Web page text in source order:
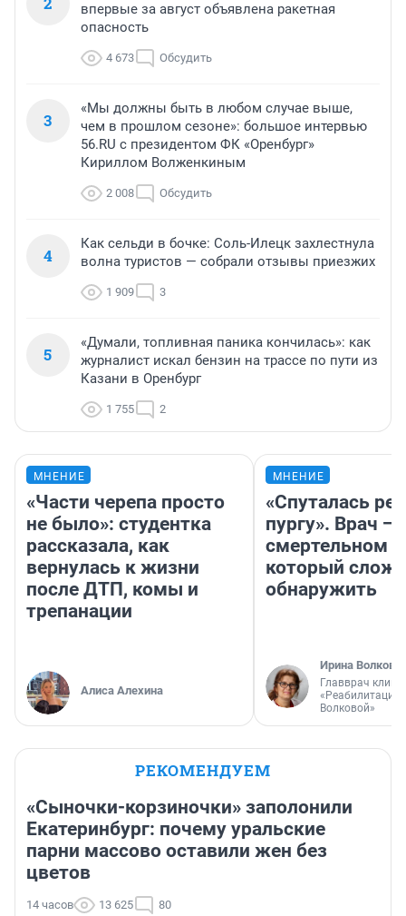
впервые за август объявлена ракетная
опасность
4 673 Обсудить
3
«Мы должны быть в любом случае выше,
чем в прошлом сезоне»: большое интервью
56.RU с президентом ФК «Оренбург»
Кириллом Волженкиным
2 008 Обсудить
4
Как сельди в бочке: Соль-Илецк захлестнула
волна туристов — собрали отзывы приезжих
1 909 3
5
«Думали, топливная паника кончилась»: как
журналист искал бензин на трассе по пути из
Казани в Оренбург
1 755 2
МНЕНИЕ
«Части черепа просто
не было»: студентка
рассказала, как
вернулась к жизни
после ДТП, комы и
трепанации
Алиса Алехина
МНЕНИЕ
«Спуталась
пургу». Врач —
смертельном
который
обнаружить
Ирина Волкова
Главврач
«Реабилитация
Волковой»
РЕКОМЕНДУЕМ
«Сыночки-корзиночки» заполонили
Екатеринбург: почему уральские
парни массово оставили жен без
цветов
14 часов 13 625 80